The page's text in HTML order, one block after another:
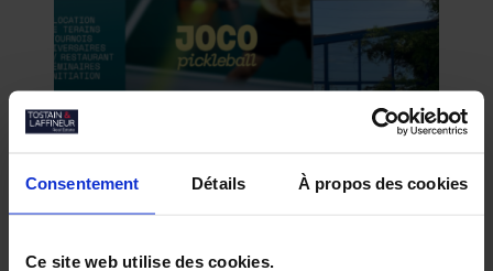
Consentement Détails À propos des cookies
Ce site web utilise des cookies.